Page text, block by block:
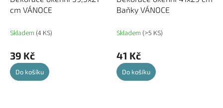
cm VÁNOCE
Skladem (4 KS)
39 Kč
Do košíku
Baňky VÁNOCE
Skladem (>5 KS)
41 Kč
Do košíku